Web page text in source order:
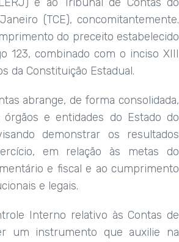
(TCE), concomitantemente.
do preceito estabelecido
123, combinado com o inciso XIII
da Constituição Estadual.
abrange, de forma consolidada,
e entidades do Estado do
demonstrar os resultados
em relação às metas do
e fiscal e ao cumprimento
e legais.
Interno relativo às Contas de
um instrumento que auxilie na